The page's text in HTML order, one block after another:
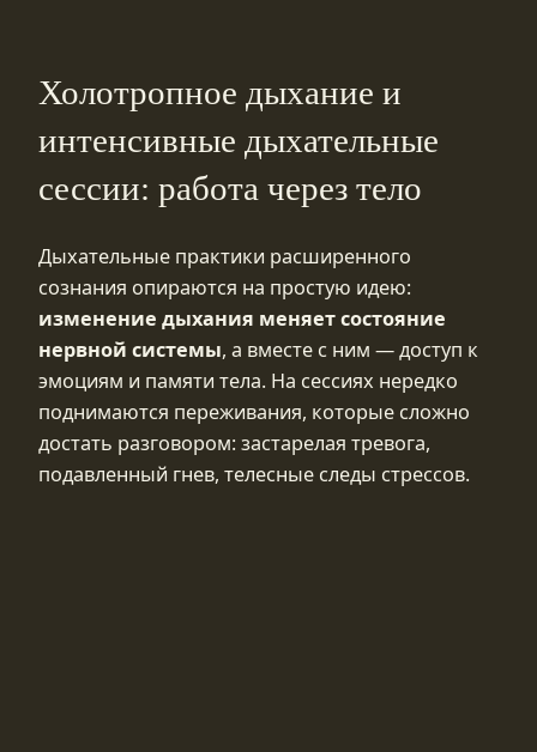
Холотропное дыхание и
интенсивные дыхательные
сессии: работа через тело
Дыхательные практики расширенного
сознания опираются на простую идею:
изменение дыхания меняет состояние
нервной системы, а вместе с ним — доступ к
эмоциям и памяти тела. На сессиях нередко
поднимаются переживания, которые сложно
достать разговором: застарелая тревога,
подавленный гнев, телесные следы стрессов.